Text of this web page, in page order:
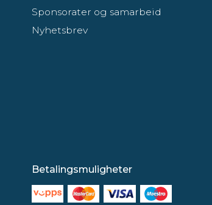
Sponsorater og samarbeid
Nyhetsbrev
Betalingsmuligheter